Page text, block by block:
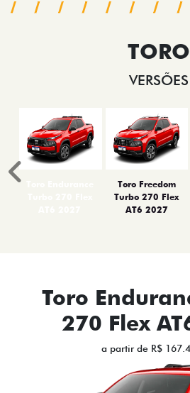
TORO
VERSÕES
Toro Freedom
Turbo 270 Flex
AT6 2027
Anterior
Toro
270 Flex
a partir de R$